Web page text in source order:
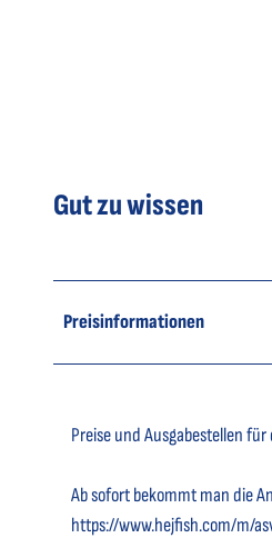
Gut zu wissen
Preisinformationen
Preise und Ausgabestellen
Ab sofort bekommt man die
https://www.hejfish.com/m/